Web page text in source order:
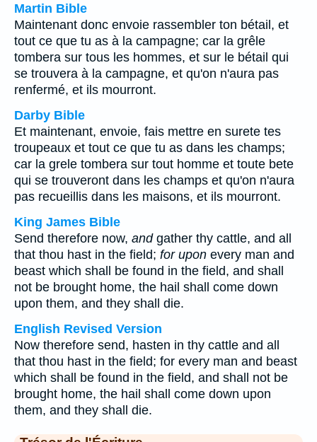
Martin Bible
Maintenant donc envoie rassembler ton bétail, et
tout ce que tu as à la campagne; car la grêle
tombera sur tous les hommes, et sur le bétail qui
se trouvera à la campagne, et qu'on n'aura pas
renfermé, et ils mourront.
Darby Bible
Et maintenant, envoie, fais mettre en surete tes
troupeaux et tout ce que tu as dans les champs;
car la grele tombera sur tout homme et toute bete
qui se trouveront dans les champs et qu'on n'aura
pas recueillis dans les maisons, et ils mourront.
King James Bible
Send therefore now, andgather thy cattle, and all
that thou hast in the field; for upon every man and
beast which shall be found in the field, and shall
not be brought home, the hail shall come down
upon them, and they shall die.
English Revised Version
Now therefore send, hasten in thy cattle and all
that thou hast in the field; for every man and beast
which shall be found in the field, and shall not be
brought home, the hail shall come down upon
them, and they shall die.